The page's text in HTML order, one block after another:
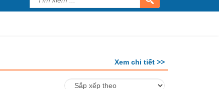
Xem chi tiết >>